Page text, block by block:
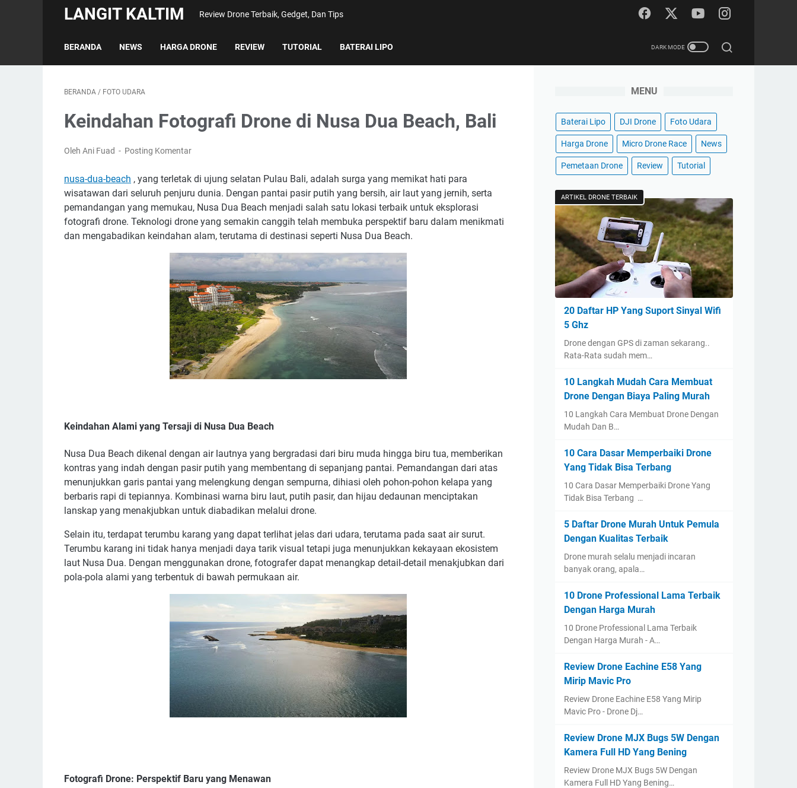
LANGIT KALTIM Review Drone Terbaik, Gedget, Dan Tips
BERANDA NEWS HARGA DRONE REVIEW TUTORIAL BATERAI LIPO
BERANDA / FOTO UDARA
Keindahan Fotografi Drone di Nusa Dua Beach, Bali
Oleh Ani Fuad Posting Komentar
nusa-dua-beach , yang terletak di ujung selatan Pulau Bali, adalah surga yang memikat hati para
wisatawan dari seluruh penjuru dunia. Dengan pantai pasir putih yang bersih, air laut yang jernih, serta
pemandangan yang memukau, Nusa Dua Beach menjadi salah satu lokasi terbaik untuk eksplorasi
fotografi drone. Teknologi drone yang semakin canggih telah membuka perspektif baru dalam menikmati
dan mengabadikan keindahan alam, terutama di destinasi seperti Nusa Dua Beach.
Keindahan Alami yang Tersaji di Nusa Dua Beach
Nusa Dua Beach dikenal dengan air lautnya yang bergradasi dari biru muda hingga biru tua, memberikan
kontras yang indah dengan pasir putih yang membentang di sepanjang pantai. Pemandangan dari atas
menunjukkan garis pantai yang melengkung dengan sempurna, dihiasi oleh pohon-pohon kelapa yang
berbaris rapi di tepiannya. Kombinasi warna biru laut, putih pasir, dan hijau dedaunan menciptakan
lanskap yang menakjubkan untuk diabadikan melalui drone.
Selain itu, terdapat terumbu karang yang dapat terlihat jelas dari udara, terutama pada saat air surut.
Terumbu karang ini tidak hanya menjadi daya tarik visual tetapi juga menunjukkan kekayaan ekosistem
laut Nusa Dua. Dengan menggunakan drone, fotografer dapat menangkap detail-detail menakjubkan dari
pola-pola alami yang terbentuk di bawah permukaan air.
Fotografi Drone: Perspektif Baru yang Menawan
MENU
Baterai Lipo DJI Drone Foto Udara
Harga Drone Micro Drone Race News
Pemetaan Drone Review Tutorial
ARTIKEL DRONE TERBAIK
20 Daftar HP Yang Suport Sinyal Wifi
5 Ghz
Drone dengan GPS di zaman sekarang..
Rata-Rata sudah mem…
10 Langkah Mudah Cara Membuat
Drone Dengan Biaya Paling Murah
10 Langkah Cara Membuat Drone Dengan
Mudah Dan B…
10 Cara Dasar Memperbaiki Drone
Yang Tidak Bisa Terbang
10 Cara Dasar Memperbaiki Drone Yang
Tidak Bisa Terbang …
5 Daftar Drone Murah Untuk Pemula
Dengan Kualitas Terbaik
Drone murah selalu menjadi incaran
banyak orang, apala…
10 Drone Professional Lama Terbaik
Dengan Harga Murah
10 Drone Professional Lama Terbaik
Dengan Harga Murah - A…
Review Drone Eachine E58 Yang
Mirip Mavic Pro
Review Drone Eachine E58 Yang Mirip
Mavic Pro - Drone Dj…
Review Drone MJX Bugs 5W Dengan
Kamera Full HD Yang Bening
Review Drone MJX Bugs 5W Dengan
Kamera Full HD Yang Bening…